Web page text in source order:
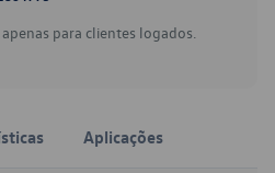
para clientes logados.
Aplicações